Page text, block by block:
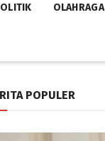
OLAHRAGA
POPULER